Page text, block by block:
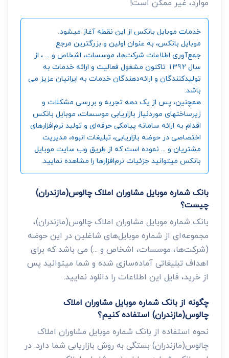
خدمات موبایل بانکس از این نقطه آغاز میشود.
موبایل بانکس، به عنوان اولین و بزرگترین مرجع
جمع‌آوری اطلاعات شرکت‌ها، موسسات، اشخاص و ... ، از
سال 1392 تاکنون مشغول فعالیت و ارائه خدمات به
تولیدکنندگان و ارائه‌دهندگان خدمات به ایرانیان عزیز می
باشد.
همچنین، پس از یک دهه تجربه و بررسی مشکلات و
زیرساختهای موردنیاز بازاریابی موسسات، موبایل بانکس
اقدام به ارائه سامانه‌ پیامکی حرفه‌ای و تولید نرم‌افزارهای
اختصاصی در حوضه بازاریابی، تبلیغات انبوه، مدیریت
مشتریان و ... نموده است که از طریق وب سایت موبایل
بانکس میتوانید جزئیات نرم‌افزارها را مشاهده نمایید.
بانک شماره موبایل مشاوران املاک چالوس(مازندران)
چیست؟
بانک شماره موبایل مشاوران املاک چالوس(مازندران)،
مجموعه‌ای از شماره موبایل‌های شاغلین در این حوضه
(شرکت‌ها، موسسات، اشخاص و ...) می باشد که برای
اهداف تبلیغاتی آماده‌سازی شده و شما میتوانید پس
از خرید، فایل این اطلاعات را دانلود نمایید.
چگونه از بانک شماره موبایل مشاوران املاک
چالوس(مازندران) استفاده کنیم؟
نحوه استفاده از بانک شماره موبایل مشاوران املاک
چالوس(مازندران) بستگی به روش بازاریابی شما دارد. در